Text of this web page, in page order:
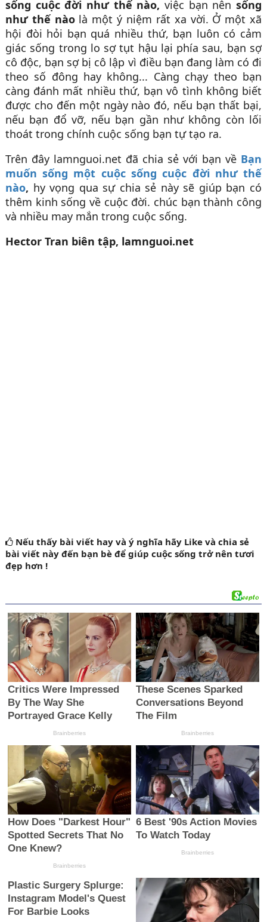
sống cuộc đời như thế nào, việc bạn nênsống
như thế nàolà một ý niệm rất xa vời. Ở một xã
hội đòi hỏi bạn quá nhiều thứ, bạn luôn có cảm
giác sống trong lo sợ tụt hậu lại phía sau, bạn sợ
cô độc, bạn sợ bị cô lập vì điều bạn đang làm có đi
theo số đông hay không... Càng chạy theo bạn
càng đánh mất nhiều thứ, bạn vô tình không biết
được cho đến một ngày nào đó, nếu bạn thất bại,
nếu bạn đổ vỡ, nếu bạn gần như không còn lối
thoát trong chính cuộc sống bạn tự tạo ra.
Trên đây lamnguoi.net đã chia sẻ với bạn về Bạn
muốn sống một cuộc sống cuộc đời như thế
nào, hy vọng qua sự chia sẻ này sẽ giúp bạn có
thêm kinh sống về cuộc đời. chúc bạn thành công
và nhiều may mắn trong cuộc sống.
Hector Tran biên tập, lamnguoi.net
Nếu thấy bài viết hay và ý nghĩa hãy Like và chia sẻ
bài viết này đến bạn bè để giúp cuộc sống trở nên tươi
đẹp hơn !